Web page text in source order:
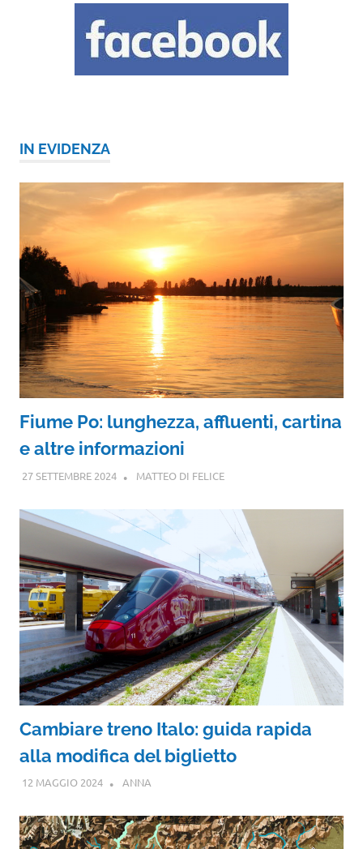
IN EVIDENZA
Fiume Po: lunghezza, affluenti, cartina
e altre informazioni
27 SETTEMBRE 2024 MATTEO DI FELICE
Cambiare treno Italo: guida rapida
alla modifica del biglietto
12 MAGGIO 2024 ANNA